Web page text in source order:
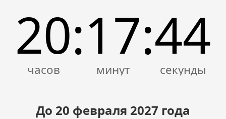
20:17:44
До 20 февраля 2027 года